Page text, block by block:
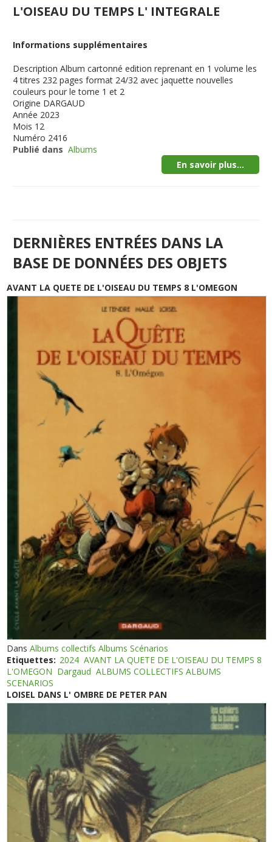
L'OISEAU DU TEMPS L' INTEGRALE
Informations supplémentaires
Description Album cartonné edition reprenant en 1 volume les
4 titres 232 pages format 24/32 avec jaquette nouvelles
couleurs pour le tome 1 et 2
Origine DARGAUD
Année 2023
Mois 12
Numéro 2416
Publié dans Albums
En savoir plus...
DERNIÈRES ENTRÉES DANS LA
BASE DE DONNÉES DES OBJETS
AVANT LA QUETE DE L'OISEAU DU TEMPS 8 L'OMEGON
DansAlbums collectifs Albums Scénarios
Etiquettes: 2024 AVANT LA QUETE DE L'OISEAU DU TEMPS 8
L'OMEGON Dargaud ALBUMS COLLECTIFS ALBUMS
SCENARIOS
LOISEL DANS L' OMBRE DE PETER PAN